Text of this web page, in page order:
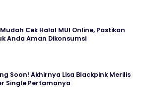
Cek Halal MUI Online, Pastikan
Anda Aman Dikonsumsi
Soon! Akhirnya Lisa Blackpink Merilis
Single Pertamanya